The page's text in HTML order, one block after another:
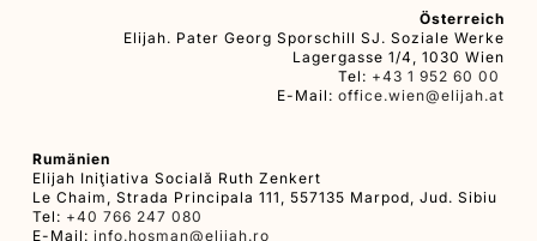
Österreich
Elijah. Pater Georg Sporschill SJ. Soziale Werke
Lagergasse 1/4, 1030 Wien
Tel: +43 1 952 60 00
E-Mail: office.wien@elijah.at
Rumänien
Elijah Iniţiativa Socială Ruth Zenkert
Le Chaim, Strada Principala 111, 557135 Marpod, Jud. Sibiu
Tel: +40 766 247 080
E-Mail: info.hosman@elijah.ro